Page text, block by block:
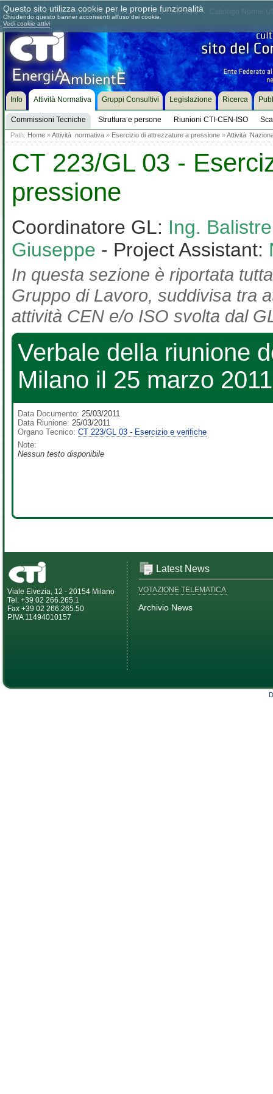
Chi siamo Dove siamo Contattaci Come associarsi
Info Attività Normativa
Commissioni Tecniche Struttura e persone Riunioni CTI-CEN-ISO
Gruppi Consultivi Legislazione Ricerca
Path: Home »Attività normativa » Esercizio di attrezzature a pressione »Attività
CT 223/GL 03 -
pressione
Coordinatore GL: Ing.
Giuseppe - Project Assistant:
In questa sezione è riportata
Gruppo di Lavoro, suddivisa tra
attività CEN e/o ISO svolta dal
Verbale della riunione
Milano il 25 marzo
Data Documento: 25/03/2011
Data Riunione: 25/03/2011
Organo Tecnico: CT 223/GL 03 - Esercizio e verifiche
Note:
Nessun testo disponibile
Viale Elvezia, 12 - 20154 Milano
Tel. +39 02 266.265.1
Fax +39 02 266.265.50
P.IVA 11494010157
Latest News
VOTAZIONE TELEMATICA
Archivio News
Questo sito utilizza cookie per le proprie funzionalità
Chiudendo questo banner acconsenti all'uso dei cookie.
Vedi cookie attivi